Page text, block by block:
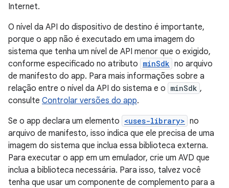
Internet.
O nível da API do dispositivo de destino é importante,
porque o app não é executado em uma imagem do
sistema que tenha um nível de API menor que o exigido,
conforme especificado no atributo minSdk no arquivo
de manifesto do app. Para mais informações sobre a
relação entre o nível da API do sistema e o minSdk ,
consulte Controlar versões do app.
Se o app declara um elemento <uses-library> no
arquivo de manifesto, isso indica que ele precisa de uma
imagem do sistema que inclua essa biblioteca externa.
Para executar o app em um emulador, crie um AVD que
inclua a biblioteca necessária. Para isso, talvez você
tenha que usar um componente de complemento para a